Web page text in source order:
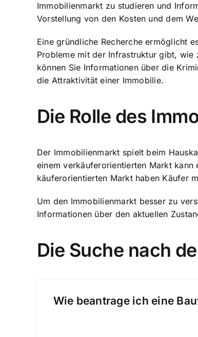
Immobilienmarkt zu studieren und
Vorstellung von den Kosten und dem
Eine gründliche Recherche ermöglicht
Probleme mit der Infrastruktur gibt, wie
können Sie Informationen über die
die Attraktivität einer Immobilie.
Die Rolle des
Der Immobilienmarkt spielt beim
einem verkäuferorientierten Markt kann
käuferorientierten Markt haben Käufer
Um den Immobilienmarkt besser zu
Informationen über den aktuellen
Die Suche nach
Wie beantrage ich eine